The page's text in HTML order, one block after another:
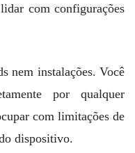
com configurações
nem instalações. Você
por qualquer
com limitações de
dispositivo.